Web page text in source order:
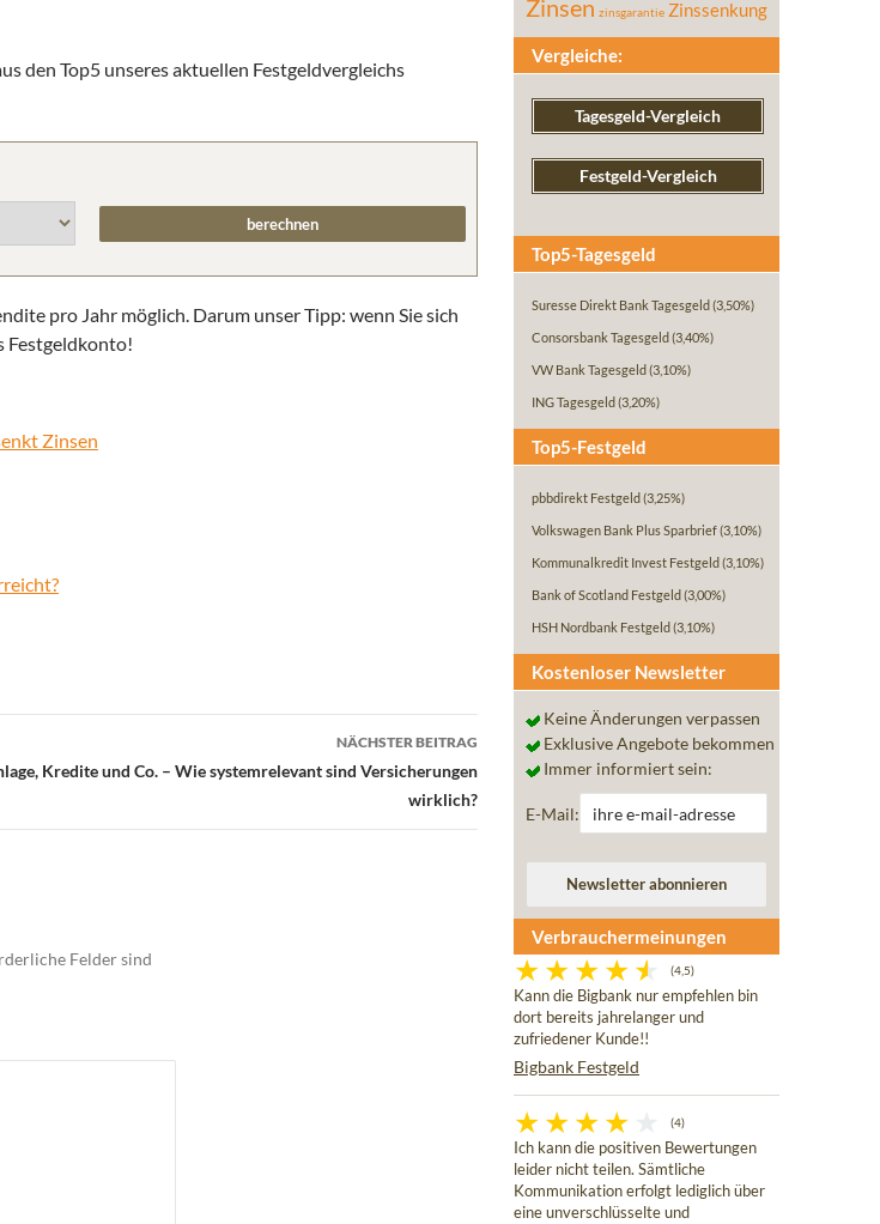
den Top5 unseres aktuellen Festgeldvergleichs
pro Jahr möglich. Darum unser Tipp: wenn Sie sich
Festgeldkonto!
Zinsen
NÄCHSTER BEITRAG
Kredite und Co. – Wie systemrelevant sind Versicherungen
wirklich?
Felder sind
Zinsen zinsgarantie Zinssenkung
Vergleiche:
Tagesgeld-Vergleich
Festgeld-Vergleich
Top5-Tagesgeld
Suresse Direkt Bank Tagesgeld (3,50%)
Consorsbank Tagesgeld (3,40%)
VW Bank Tagesgeld (3,10%)
ING Tagesgeld (3,20%)
Top5-Festgeld
pbbdirekt Festgeld (3,25%)
Volkswagen Bank Plus Sparbrief(3,10%)
Kommunalkredit Invest Festgeld (3,10%)
Bank of Scotland Festgeld (3,00%)
HSH Nordbank Festgeld (3,10%)
Kostenloser Newsletter
Keine Änderungen verpassen
Exklusive Angebote bekommen
Immer informiert sein:
E-Mail:
Verbrauchermeinungen
(4,5)
Kann die Bigbank nur empfehlen bin
dort bereits jahrelanger und
zufriedener Kunde!!
Bigbank Festgeld
(4)
Ich kann die positiven Bewertungen
leider nicht teilen. Sämtliche
Kommunikation erfolgt lediglich über
eine unverschlüsselte und